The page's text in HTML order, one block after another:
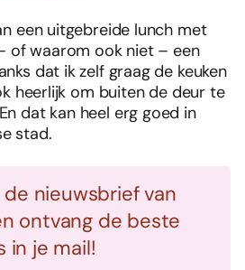
een uitgebreide lunch met
of waarom ook niet – een
dat ik zelf graag de keuken
heerlijk om buiten de deur te
dat kan heel erg goed in
stad.
nieuwsbrief van
ontvang de beste
in je mail!